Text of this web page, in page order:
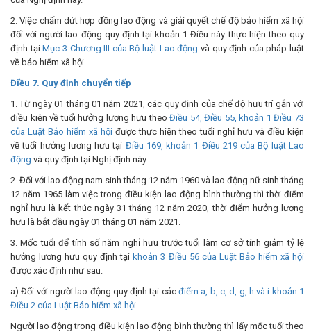
2. Việc chấm dứt hợp đồng lao động và giải quyết chế độ bảo hiểm xã hội
đối với người lao động quy định tại khoản 1 Điều này thực hiện theo quy
định tạiMục 3 Chương III của Bộ luật Lao động và quy định của pháp luật
về bảo hiểm xã hội.
Điều 7. Quy định chuyển tiếp
1. Từ ngày 01 tháng 01 năm 2021, các quy định của chế độ hưu trí gắn với
điều kiện về tuổi hưởng lương hưu theoĐiều 54, Điều 55, khoản 1 Điều 73
của Luật Bảo hiểm xã hội được thực hiện theo tuổi nghỉ hưu và điều kiện
về tuổi hưởng lương hưu tại Điều 169, khoản 1 Điều 219 của Bộ luật Lao
động và quy định tại Nghị định này.
2. Đối với lao động nam sinh tháng 12 năm 1960 và lao động nữ sinh tháng
12 năm 1965 làm việc trong điều kiện lao động bình thường thì thời điểm
nghỉ hưu là kết thúc ngày 31 tháng 12 năm 2020, thời điểm hưởng lương
hưu là bắt đầu ngày 01 tháng 01 năm 2021.
3. Mốc tuổi để tính số năm nghỉ hưu trước tuổi làm cơ sở tính giảm tỷ lệ
hưởng lương hưu quy định tại khoản 3 Điều 56 của Luật Bảo hiểm xã hội
được xác định như sau:
a) Đối với người lao động quy định tại các điểm a, b, c, d, g, h và i khoản 1
Điều 2 của Luật Bảo hiểm xã hội
Người lao động trong điều kiện lao động bình thường thì lấy mốc tuổi theo